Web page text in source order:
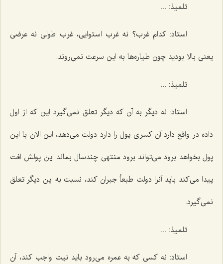
تلمیذ: ...
استاد: كدام غرب؟ نه غرب استوایی، غرب طولی نه عرضی
یعنی بالا بودید چون طیاره‌ها به این سرعت نمی‌روند.
تلمیذ: ...
استاد: نه دیگر به آن كه دیگر تعلق نمی‌گیرد این كه از اول
داده در واقع دارد آن كسری پول را دارد دولت می‌دهد، این الان با این
پول بخواهد برود می‌تواند برود منتهی چندسال بماند این پولش افت
پیدا می‌كند باید آنرا دولت طبعاً جبران كند، نسبت به این دیگر تعلق
نمی‌گیرد.
تلمیذ: ...
استاد: نه كسی كه به عمره می‌رود باید نیت واجب كند، آن